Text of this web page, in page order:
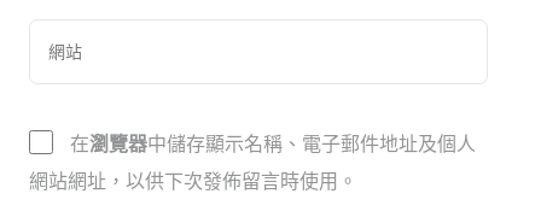
在瀏覽器中儲存顯示名稱、電子郵件地址及個人
網站網址，以供下次發佈留言時使用。